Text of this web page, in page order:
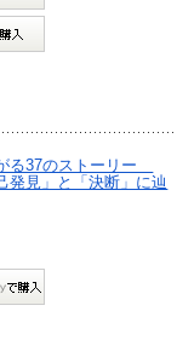
る37のストーリー
発見」と「決断」に辿